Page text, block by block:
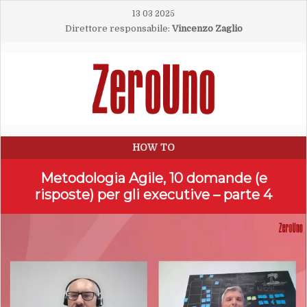
13 03 2025
Direttore responsabile: Vincenzo Zaglio
HOW TO
Metodologia Agile, 10 domande (e
risposte) per gli executive – parte 4